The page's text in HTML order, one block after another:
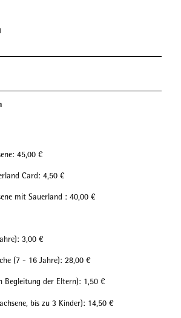
45,00 €
Card: 4,50 €
mit Sauerland : 40,00 €
3,00 €
(7 - 16 Jahre): 28,00 €
Begleitung der Eltern): 1,50 €
bis zu 3 Kinder): 14,50 €